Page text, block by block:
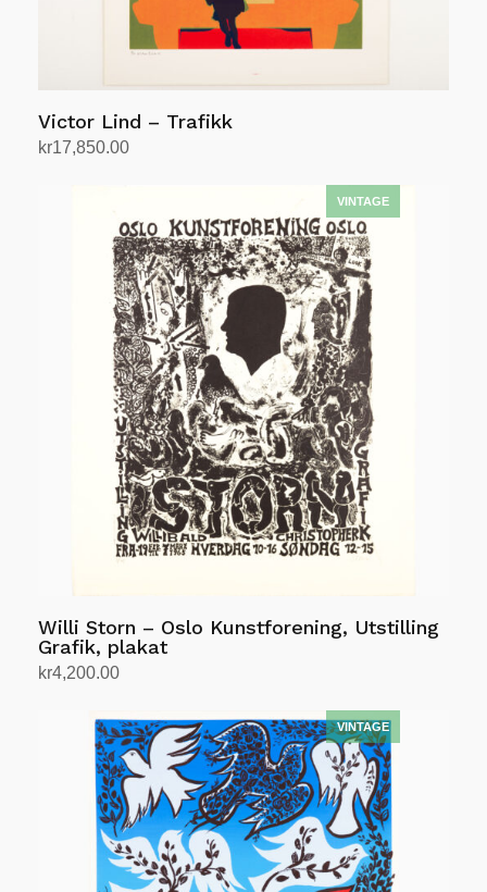
Victor Lind – Trafikk
kr17,850.00
Willi Storn – Oslo Kunstforening, Utstilling
Grafik, plakat
kr4,200.00